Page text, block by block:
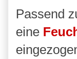
Passend
eine